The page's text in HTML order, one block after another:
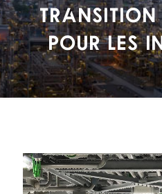
transition
pour les